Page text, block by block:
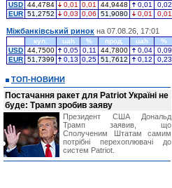
USD 44,4784 0,01 0,01 44,9448 0,01
0,02
EUR 51,2752 0,03 0,06 51,9080 0,01 0,01
Міжбанківський ринок на 07.08.26, 17:01
куп. uah % прод. uah
%
USD 44,7500 0,05 0,11 44,7800 0,04
0,09
EUR 51,7399 0,13 0,25 51,7612 0,12 0,23
ТОП-НОВИНИ
Постачання ракет для Patriot Україні не
буде: Трамп зробив заяву
Президент США Дональд
Трамп заявив, що
Сполученим Штатам самим
потрібні перехоплювачі до
систем Patriot.